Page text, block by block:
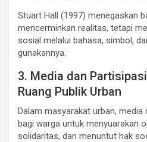
Stuart Hall (1997) menegaskan
mencerminkan realitas, tetapi
sosial melalui bahasa, simbol,
gunakannya.
3. Media dan
Ruang Publik Urban
Dalam masyarakat urban,
bagi warga untuk menyuarakan
solidaritas, dan menuntut hak